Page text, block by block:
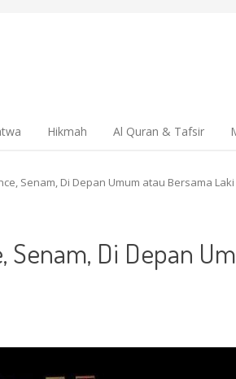
Hikmah Al Quran & Tafsir
Senam, Di Depan Umum atau Bersama
Senam, Di Depan